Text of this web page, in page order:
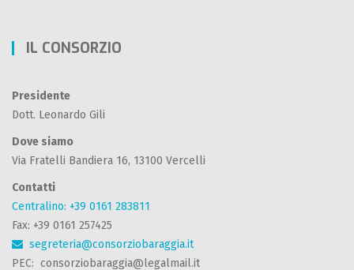
IL CONSORZIO
Presidente
Dott. Leonardo Gili
Dove siamo
Via Fratelli Bandiera 16, 13100 Vercelli
Contatti
Centralino: +39 0161 283811
Fax: +39 0161 257425
segreteria@consorziobaraggia.it
PEC: consorziobaraggia@legalmail.it